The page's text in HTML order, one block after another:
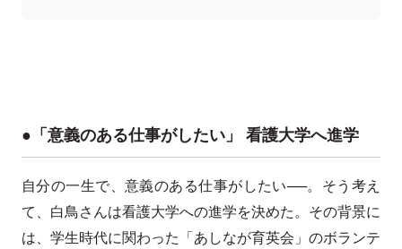
●「意義のある仕事がしたい」 看護大学へ進学
自分の一生で、意義のある仕事がしたい──。そう考え
て、白鳥さんは看護大学への進学を決めた。その背景に
は、学生時代に関わった「あしなが育英会」のボランテ